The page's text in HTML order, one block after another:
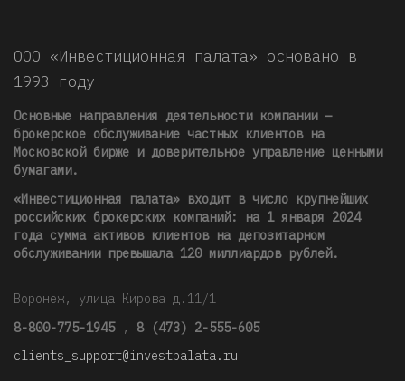
ООО «Инвестиционная палата» основано в
1993 году
Основные направления деятельности компании —
брокерское обслуживание частных клиентов на
Московской бирже и доверительное управление ценными
бумагами.
«Инвестиционная палата» входит в число крупнейших
российских брокерских компаний: на 1 января 2024
года сумма активов клиентов на депозитарном
обслуживании превышала 120 миллиардов рублей.
Воронеж, улица Кирова д.11/1
8-800-775-1945 , 8 (473) 2-555-605
clients_support@investpalata.ru